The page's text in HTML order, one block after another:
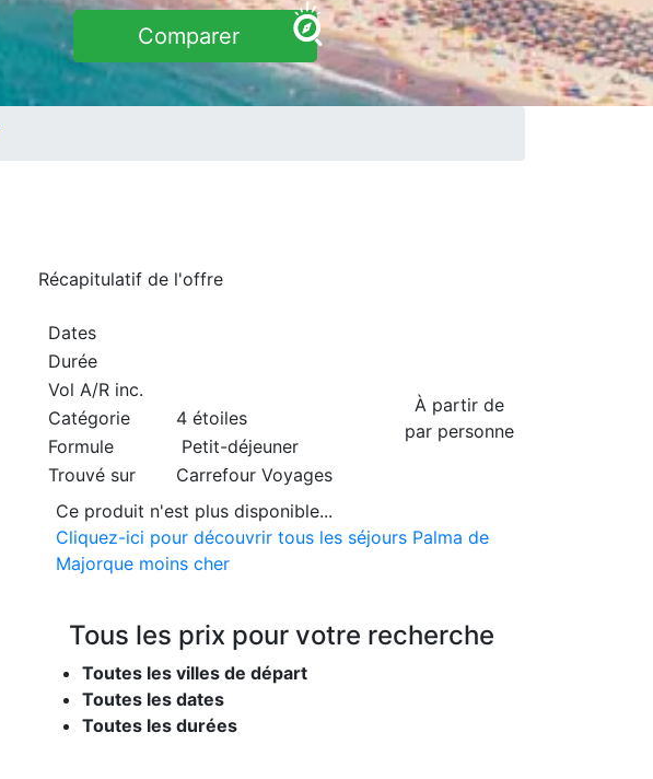
Comparer
Récapitulatif de l'offre
Dates
Durée
À partir de
par personne
Vol A/R inc.
Catégorie
4 étoiles
Formule
Petit-déjeuner
Trouvé sur
Carrefour Voyages
Ce produit n'est plus disponible...
Cliquez-ici pour découvrir tous les séjours Palma de
Majorque moins cher
Tous les prix pour votre recherche
Toutes les villes de départ
Toutes les dates
Toutes les durées